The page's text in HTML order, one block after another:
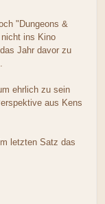
"Dungeons &
ins Kino
Jahr davor zu
ehrlich zu sein
aus Kens
letzten Satz das